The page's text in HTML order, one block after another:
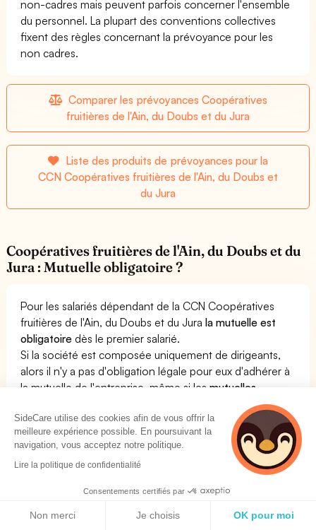
non-cadres mais peuvent parfois concerner l'ensemble
du personnel. La plupart des conventions collectives
fixent des règles concernant la prévoyance pour les
non cadres.
Comparer les prévoyances Coopératives
fruitières de l'Ain, du Doubs et du Jura
Liste des produits de prévoyances pour la
CCN Coopératives fruitières de l'Ain, du Doubs et
du Jura
Coopératives fruitières de l'Ain, du Doubs et du
Jura : Mutuelle obligatoire ?
Pour les salariés dépendant de la CCN Coopératives
fruitières de l'Ain, du Doubs et du Jurala mutuelle est
obligatoire dès le premier salarié.
Si la société est composée uniquement de dirigeants,
alors il n'y a pas d'obligation légale pour eux d'adhérer à
la mutuelle de l'entreprise, même si lesmutuelles
collectives sont beaucoup plus avantageuses que les
mutuelles TNS.
Dès le premier salarié, en revanche, l'entreprise
dépendant de la convention collective Coopératives
fruitières de l'Ain, du Doubs et du Jura doit souscrire à
une complémentaire santé pour son personnel. Cette
définis dans la convention collective.
SideCare utilise des cookies afin de vous offrir la
meilleure expérience possible. En poursuivant la
navigation, vous acceptez notre politique.
Lire la politique de confidentialité
Consentements certifiés par
Non merci Je choisis OK pour moi